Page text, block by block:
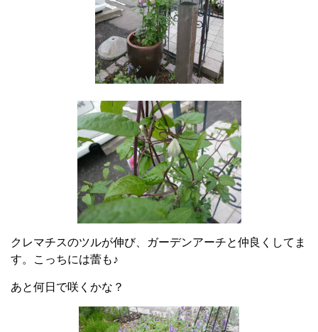
クレマチスのツルが伸び、ガーデンアーチと仲良くしてま
す。こっちには蕾も♪
あと何日で咲くかな？